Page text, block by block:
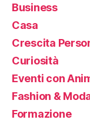
Business
Casa
Crescita
Curiosità
Eventi con
Fashion &
Formazione